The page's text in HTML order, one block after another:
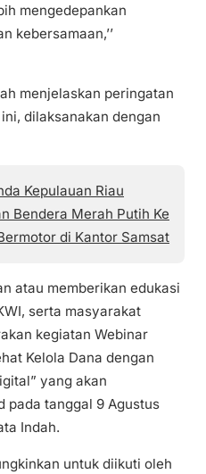
mengedepankan
kebersamaan,’’
menjelaskan peringatan
dilaksanakan dengan
Kepulauan Riau
Bendera Merah Putih Ke
di Kantor Samsat
atau memberikan edukasi
serta masyarakat
kegiatan Webinar
Kelola Dana dengan
yang akan
pada tanggal 9 Agustus
Indah.
untuk diikuti oleh